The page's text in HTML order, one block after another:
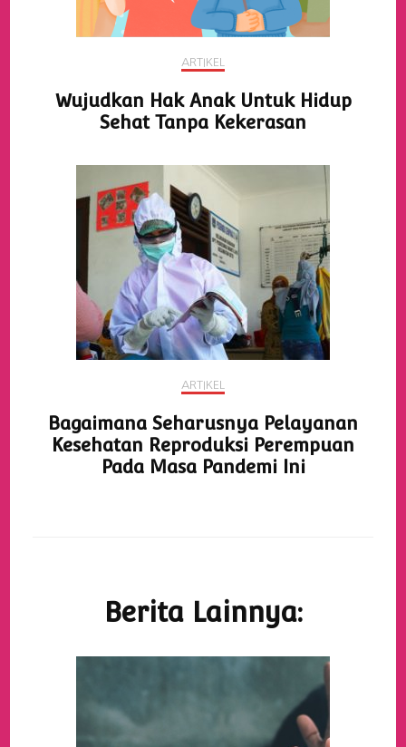
ARTIKEL
Wujudkan Hak Anak Untuk Hidup
Sehat Tanpa Kekerasan
ARTIKEL
Bagaimana Seharusnya Pelayanan
Kesehatan Reproduksi Perempuan
Pada Masa Pandemi Ini
Berita Lainnya: